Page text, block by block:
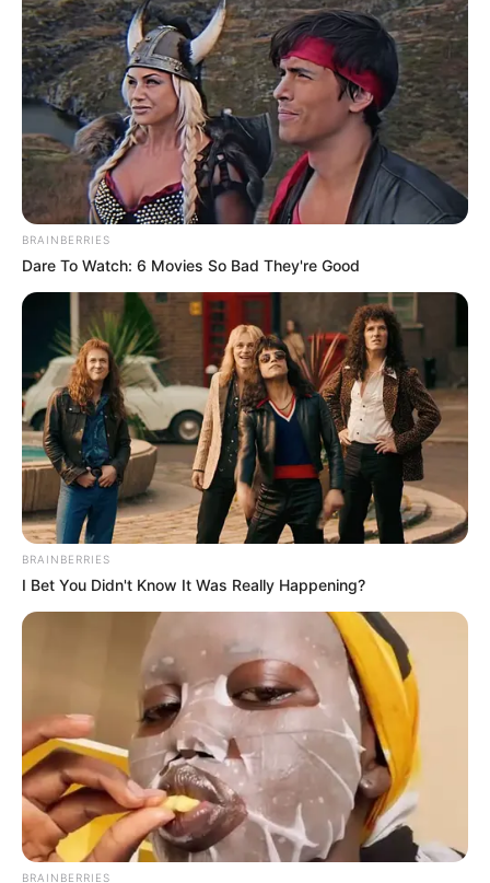
BRAINBERRIES
Dare To Watch: 6 Movies So Bad They're Good
BRAINBERRIES
I Bet You Didn't Know It Was Really Happening?
BRAINBERRIES